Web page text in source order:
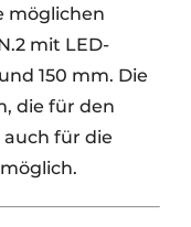
möglichen
mit LED-
150 mm. Die
die für den
auch für die